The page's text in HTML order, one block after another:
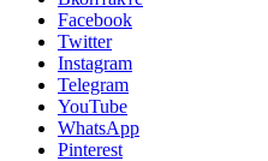
Facebook
Twitter
Instagram
Telegram
YouTube
WhatsApp
Pinterest